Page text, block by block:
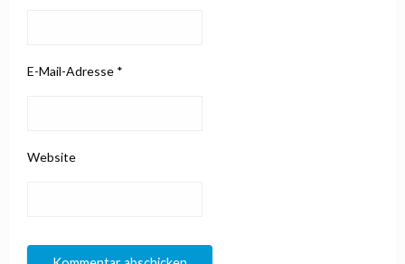
E-Mail-Adresse *
Website